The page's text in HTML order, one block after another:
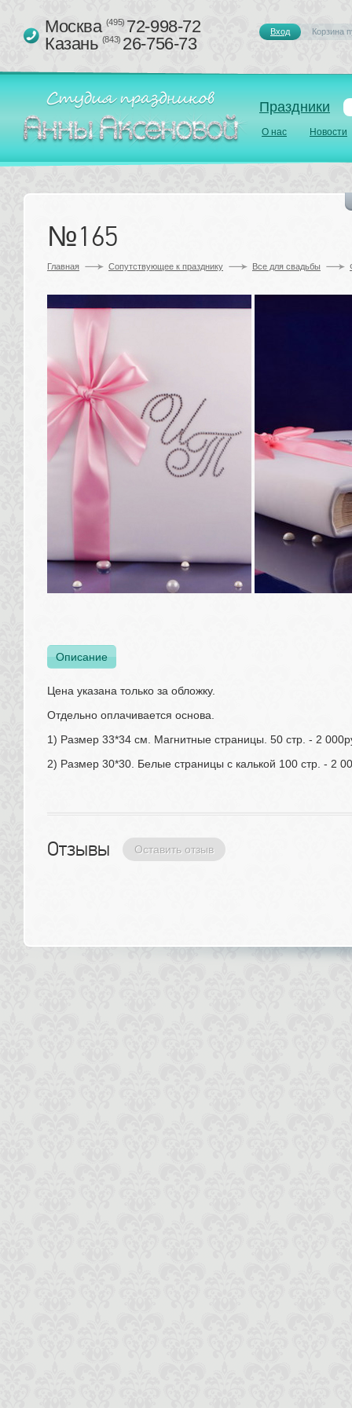
Праздники
О нас Новости
Москва (495)72-998-72
Казань (843)26-756-73
Вход Корзина
№165
Главная Сопутствующее к празднику Все для свадьбы
Описание
Цена указана только за обложку.
Отдельно оплачивается основа.
1) Размер 33*34 см. Магнитные страницы. 50 стр. - 2
2) Размер 30*30. Белые страницы с калькой 100 стр. - 2
Отзывы Оставить отзыв